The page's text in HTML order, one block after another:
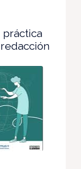
práctica